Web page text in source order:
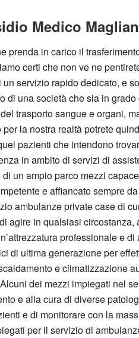
Medico
in carico il
certi che non ve ne
servizio rapido dedicato, e
una società che sia in
trasporto sangue e organi,
la nostra realtà potrete
pazienti che intendono
in ambito di servizi di
un ampio parco mezzi
e affiancato sempre
ambulanze private case di
agire in qualsiasi
professionale e
di ultima generazione per
e climatizzazione
dei mezzi impiegati nel
e alla cura di diverse
e di monitorare con la
per il servizio di